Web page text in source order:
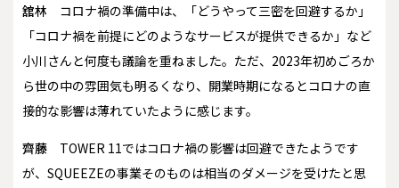
舘林
コロナ禍の準備中は、「どうやって三密を回避するか」
「コロナ禍を前提にどのようなサービスが提供できるか」など
小川さんと何度も議論を重ねました。ただ、2023年初めごろか
ら世の中の雰囲気も明るくなり、開業時期になるとコロナの直
接的な影響は薄れていたように感じます。
齊藤
TOWER 11ではコロナ禍の影響は回避できたようです
が、SQUEEZEの事業そのものは相当のダメージを受けたと思